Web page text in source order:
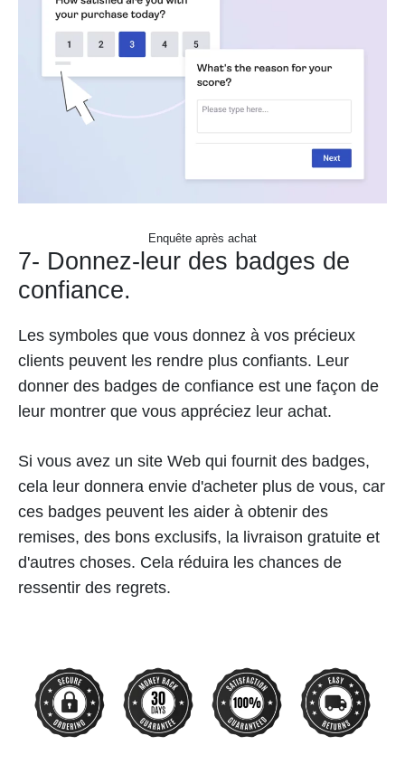
Enquête après achat
7- Donnez-leur des badges de
confiance.
Les symboles que vous donnez à vos précieux
clients peuvent les rendre plus confiants. Leur
donner des badges de confiance est une façon de
leur montrer que vous appréciez leur achat.
Si vous avez un site Web qui fournit des badges,
cela leur donnera envie d'acheter plus de vous, car
ces badges peuvent les aider à obtenir des
remises, des bons exclusifs, la livraison gratuite et
d'autres choses. Cela réduira les chances de
ressentir des regrets.